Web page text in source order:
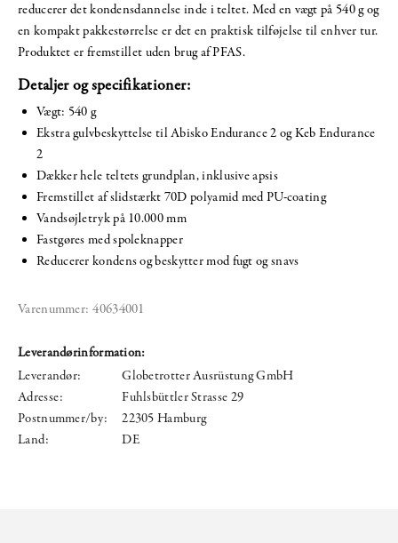
reducerer det kondensdannelse inde i teltet. Med en vægt på 540 g og
en kompakt pakkestørrelse er det en praktisk tilføjelse til enhver tur.
Produktet er fremstillet uden brug af PFAS.
Detaljer og specifikationer:
Vægt: 540 g
Ekstra gulvbeskyttelse til Abisko Endurance 2 og Keb Endurance
2
Dækker hele teltets grundplan, inklusive apsis
Fremstillet af slidstærkt 70D polyamid med PU-coating
Vandsøjletryk på 10.000 mm
Fastgøres med spoleknapper
Reducerer kondens og beskytter mod fugt og snavs
Varenummer: 40634001
Leverandørinformation:
Leverandør:
Globetrotter Ausrüstung GmbH
Adresse:
Fuhlsbüttler Strasse 29
Postnummer/by:
22305 Hamburg
Land:
DE